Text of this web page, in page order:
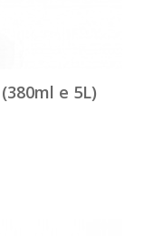
e 5L)